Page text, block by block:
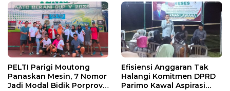
PELTI Parigi Moutong
Panaskan Mesin, 7 Nomor
Jadi Modal Bidik Porprov
Efisiensi Anggaran Tak
Halangi Komitmen DPRD
Parimo Kawal Aspirasi